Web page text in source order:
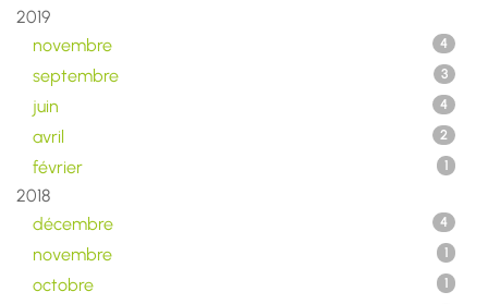
2019
novembre
4
septembre 3
juin 4
avril 2
février 1
2018
décembre
4
novembre 1
octobre 1